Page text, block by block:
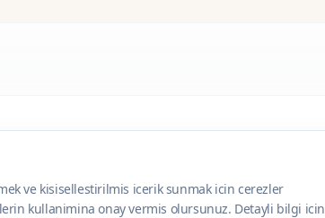
ve kisisellestirilmis icerik sunmak icin cerezler
kullanimina onay vermis olursunuz. Detayli bilgi icin